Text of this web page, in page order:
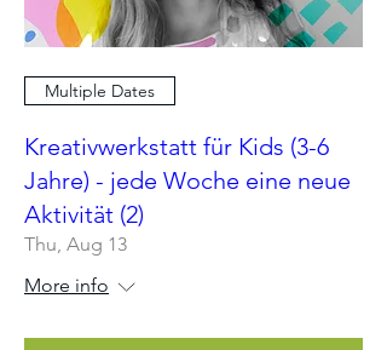
Multiple Dates
Kreativwerkstatt für Kids (3-6
Jahre) - jede Woche eine neue
Aktivität (2)
Thu, Aug 13
More info